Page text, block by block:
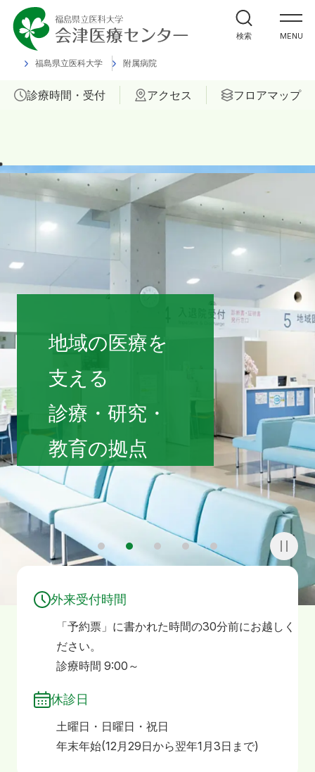
福島県立医科大学 附属病院
MENU
外来受診の方
入院・ご面会の方
診療科
当院について
医療関係者の方へ
診療時間・受付 アクセス フロアマップ
検索
福島県立医科大学 会津診療セン
地域の医療を
支える
診療・研究・
教育の拠点
3 5
外来受付時間
「予約票」に書かれた時間の30分前にお越しく
ださい。
診療時間 9:00～
休診日
土曜日・日曜日・祝日
年末年始(12月29日から翌年1月3日まで)